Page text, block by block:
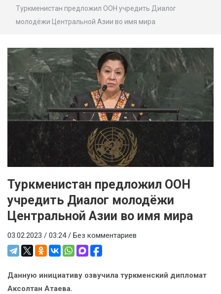
Туркменистан предложил ООН учредить Диалог
молодёжи Центральной Азии во имя мира
Туркменистан предложил ООН
учредить Диалог молодёжи
Центральной Азии во имя мира
03.02.2023 / 03:24 / Без комментариев
Данную инициативу озвучила туркменский дипломат
Аксолтан Атаева.